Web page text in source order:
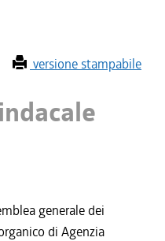
versione stampabile
generale dei
di Agenzia